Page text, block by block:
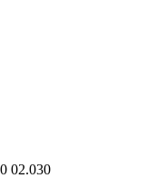
02.030